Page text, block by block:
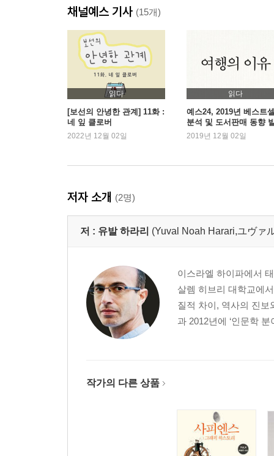
19장 교육 | 20장 의미 | 21장 명상
한국 독자를 위한 7문7답
감사의 말
찾아보기
채널예스 기사 (15개)
읽다
[보선의 안녕한 관계] 11화 :
네 잎 클로버
2022년 12월 02일
읽다
예스24, 2019년 베스트
분석 및 도서판매 동향
2019년 12월 02일
저자 소개 (2명)
저 : 유발 하라리 (Yuval Noah Harari,ユヴァ
이스라엘 하이파에서
살렘 히브리 대학교에
질적 차이, 역사의 진보
과 2012년에 ‘인문학
작가의 다른 상품